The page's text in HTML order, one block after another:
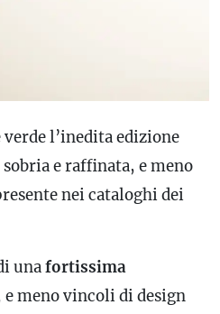
l’inedita edizione
e raffinata, e meno
nei cataloghi dei
unafortissima
e meno vincoli di design